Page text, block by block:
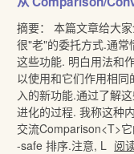
摘要： 本篇文章给大
很"老"的委托方式.通
这些功能. 明白用法和
以使用和它们作用相
入的新功能.通过了解
进化的过程. 我称这种
交流Comparison<T>
-safe 排序.注意, L 阅